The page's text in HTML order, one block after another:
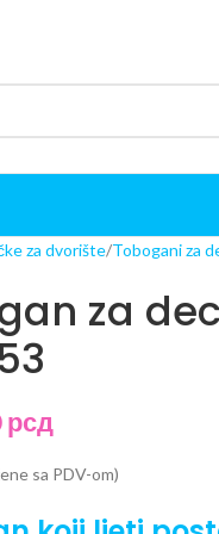
za dvorište Tobogani za
za
рсд
sa PDV-om)